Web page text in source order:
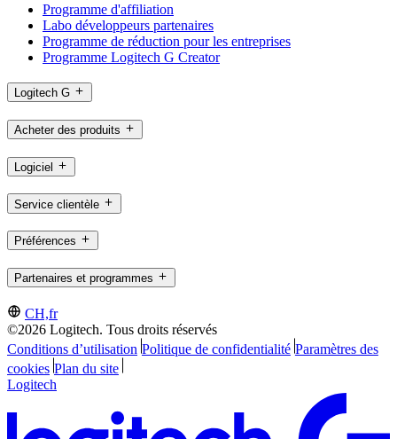
Programme d'affiliation
Labo développeurs partenaires
Programme de réduction pour les entreprises
Programme Logitech G Creator
Logitech G
Acheter des produits
Logiciel
Service clientèle
Préférences
Partenaires et programmes
CH,fr
©2026 Logitech. Tous droits réservés
Conditions d’utilisation Politique de confidentialité Paramètres des
cookies Plan du site
Logitech